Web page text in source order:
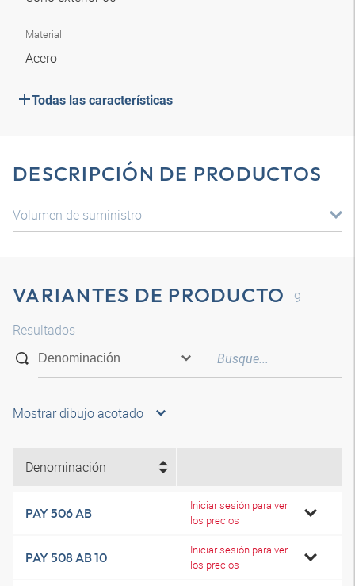
Material
Acero
Todas las características
DESCRIPCIÓN DE PRODUCTOS
Volumen de suministro
VARIANTES DE PRODUCTO
9
Resultados
Mostrar dibujo acotado
Denominación
PAY 506 AB
Iniciar sesión para ver
los precios
PAY 508 AB 10
Iniciar sesión para ver
los precios